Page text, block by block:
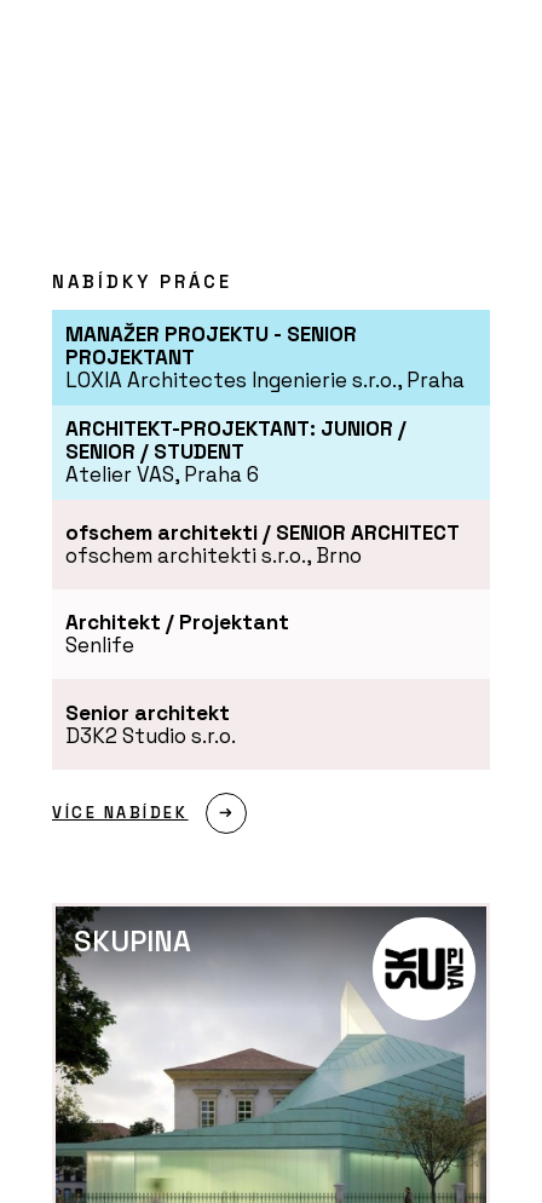
NABÍDKY PRÁCE
MANAŽER PROJEKTU - SENIOR
PROJEKTANT
LOXIA Architectes Ingenierie s.r.o., Praha
ARCHITEKT-PROJEKTANT: JUNIOR /
SENIOR / STUDENT
Atelier VAS, Praha 6
ofschem architekti / SENIOR ARCHITECT
ofschem architekti s.r.o., Brno
Architekt / Projektant
Senlife
Senior architekt
D3K2 Studio s.r.o.
VÍCE NABÍDEK
SKUPINA